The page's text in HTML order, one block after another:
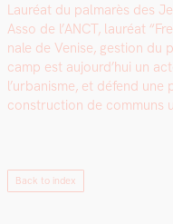
Lau­réat du pal­marès des
Asso de l’ANCT, lau­réat
nale de Venise, ges­tion du
camp est aujourd’hui un
l’urbanisme, et défend
con­struc­tion de com­muns
Back to index